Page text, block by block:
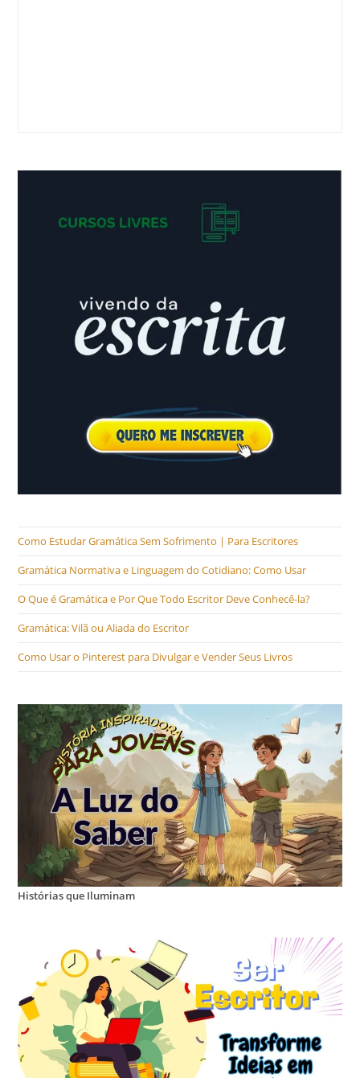
Como Estudar Gramática Sem Sofrimento | Para Escritores
Gramática Normativa e Linguagem do Cotidiano: Como Usar
O Que é Gramática e Por Que Todo Escritor Deve Conhecê-la?
Gramática: Vilã ou Aliada do Escritor
Como Usar o Pinterest para Divulgar e Vender Seus Livros
Histórias que Iluminam